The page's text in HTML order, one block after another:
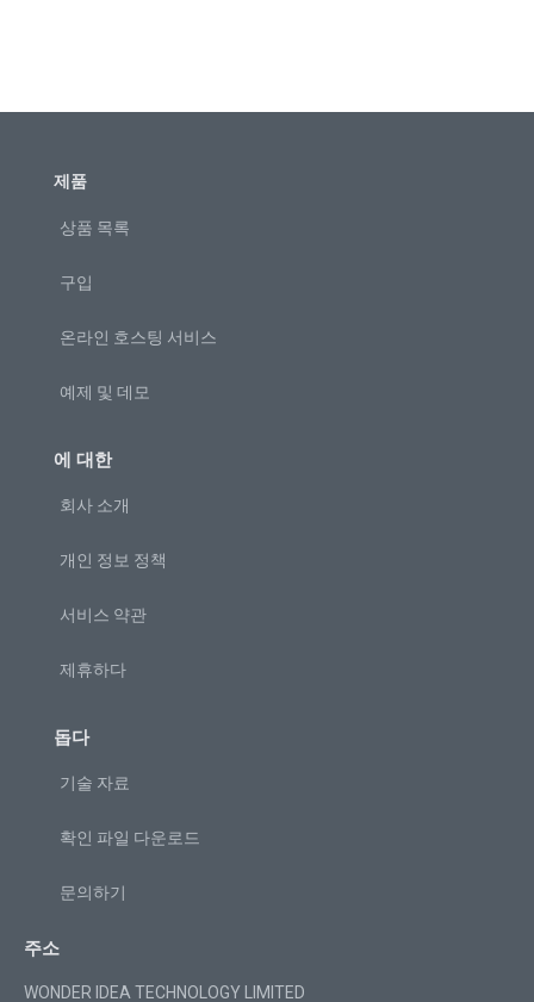
제품
상품 목록
구입
온라인 호스팅 서비스
예제 및 데모
에 대한
회사 소개
개인 정보 정책
서비스 약관
제휴하다
돕다
기술 자료
확인 파일 다운로드
문의하기
주소
WONDER IDEA TECHNOLOGY LIMITED